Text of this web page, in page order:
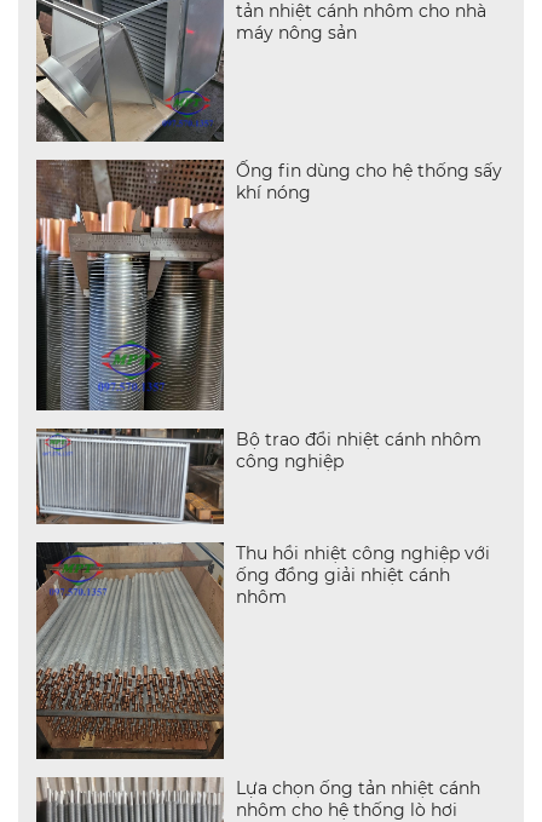
tản nhiệt cánh nhôm cho nhà
máy nông sản
Ống fin dùng cho hệ thống sấy
khí nóng
Bộ trao đổi nhiệt cánh nhôm
công nghiệp
Thu hồi nhiệt công nghiệp với
ống đồng giải nhiệt cánh
nhôm
Lựa chọn ống tản nhiệt cánh
nhôm cho hệ thống lò hơi